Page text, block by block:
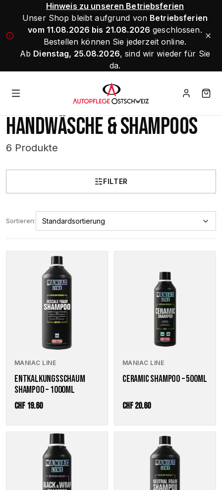
Hinweis zu unseren Betriebsferien
Unser Shop bleibt aufgrund von Betriebsferien
vom 11.08.2026 bis 21.08.2026 geschlossen.
Bestellen können Sie jederzeit online.
Ab Dienstag, 25.08.2026, sind wir wieder für Sie
da.
HANDWÄSCHE & SHAMPOOS
6 Produkte
FILTER
Sortieren:
MANIAC LINE
ENTKALKUNGSSCHAUM
SHAMPOO – 1000ML
CHF 19.60
MANIAC LINE
CERAMIC SHAMPOO – 500ML
CHF20.60